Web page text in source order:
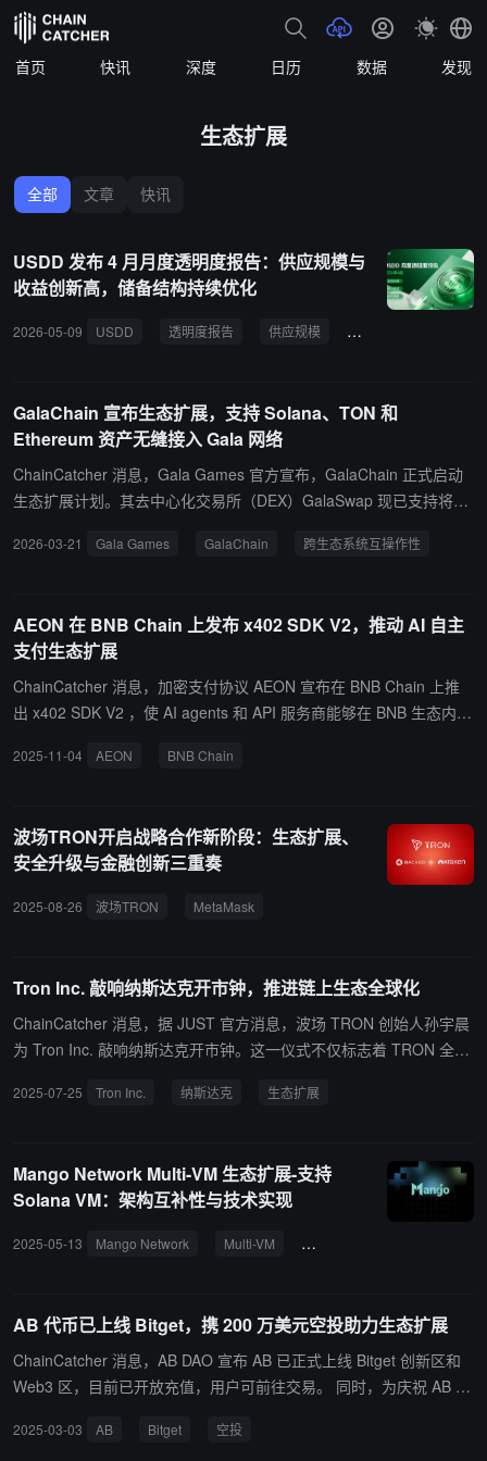
首页 快讯 深度 日历 数据 发现
生态扩展
全部 文章 快讯
USDD 发布 4 月月度透明度报告：供应规模与
收益创新高，储备结构持续优化
2026-05-09 USDD 透明度报告 供应规模 储备结构
GalaChain 宣布生态扩展，支持 Solana、TON 和
Ethereum 资产无缝接入 Gala 网络
ChainCatcher 消息，Gala Games 官方宣布，GalaChain 正式启动
生态扩展计划。其去中心化交易所（DEX）GalaSwap 现已支持将来
网络。官方表示，此举旨在实现跨生态系统的资产访问与互操作性，
2026-03-21 Gala Games GalaChain 跨生态系统互操作性
AEON 在 BNB Chain 上发布 x402 SDK V2，推动 AI 自主
支付生态扩展
ChainCatcher 消息，加密支付协议 AEON 宣布在 BNB Chain 上推
出 x402 SDK V2 ，使 AI agents 和 API 服务商能够在 BNB 生态内原
DK 与技术文档，用于构建支持自主支付的 AI 和服务应用，支持实现
2025-11-04 AEON BNB Chain
波场TRON开启战略合作新阶段：生态扩展、
安全升级与金融创新三重奏
2025-08-26 波场TRON MetaMask
Tron Inc. 敲响纳斯达克开市钟，推进链上生态全球化
ChainCatcher 消息，据 JUST 官方消息，波场 TRON 创始人孙宇晨
为 Tron Inc. 敲响纳斯达克开市钟。这一仪式不仅标志着 TRON 全球
响力上的持续突破，也代表着链上生态扩展与全球化布局的进一步加
劲的增长潜力与集聚效应。
2025-07-25 Tron Inc. 纳斯达克 生态扩展
Mango Network Multi-VM 生态扩展-支持
Solana VM：架构互补性与技术实现
2025-05-13 Mango Network Multi-VM Solana VM
AB 代币已上线 Bitget，携 200 万美元空投助力生态扩展
ChainCatcher 消息，AB DAO 宣布 AB 已正式上线 Bitget 创新区和
Web3 区，目前已开放充值，用户可前往交易。 同时，为庆祝 AB 正
动，旨在加速 AB 在 Web3 领域的全球应用与生态扩展，数万名 BG
2025-03-03 AB Bitget 空投